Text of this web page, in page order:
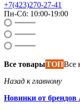
+7(423)270-27-41
Пн-Сб: 10:00-19:00
Все товарыТОПВсе
Назад к главному
Новинки от